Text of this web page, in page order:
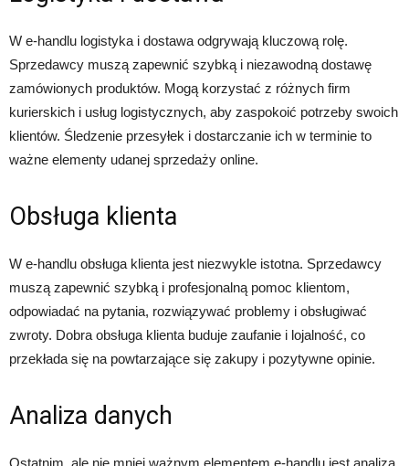
W e-handlu logistyka i dostawa odgrywają kluczową rolę.
Sprzedawcy muszą zapewnić szybką i niezawodną dostawę
zamówionych produktów. Mogą korzystać z różnych firm
kurierskich i usług logistycznych, aby zaspokoić potrzeby swoich
klientów. Śledzenie przesyłek i dostarczanie ich w terminie to
ważne elementy udanej sprzedaży online.
Obsługa klienta
W e-handlu obsługa klienta jest niezwykle istotna. Sprzedawcy
muszą zapewnić szybką i profesjonalną pomoc klientom,
odpowiadać na pytania, rozwiązywać problemy i obsługiwać
zwroty. Dobra obsługa klienta buduje zaufanie i lojalność, co
przekłada się na powtarzające się zakupy i pozytywne opinie.
Analiza danych